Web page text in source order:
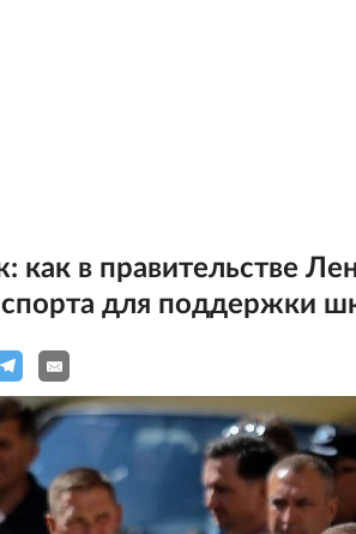
как в правительстве
для поддержки